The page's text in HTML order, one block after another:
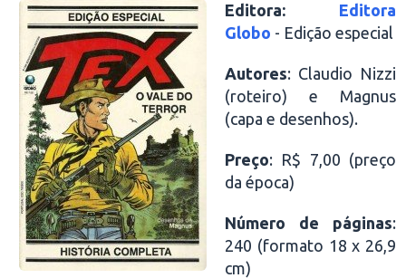
Editora:
Editora
Globo - Edição especial
Autores: Claudio Nizzi
(roteiro) e Magnus
(capa e desenhos).
Preço: R$ 7,00 (preço
da época)
Número de páginas:
240 (formato 18 x 26,9
cm)